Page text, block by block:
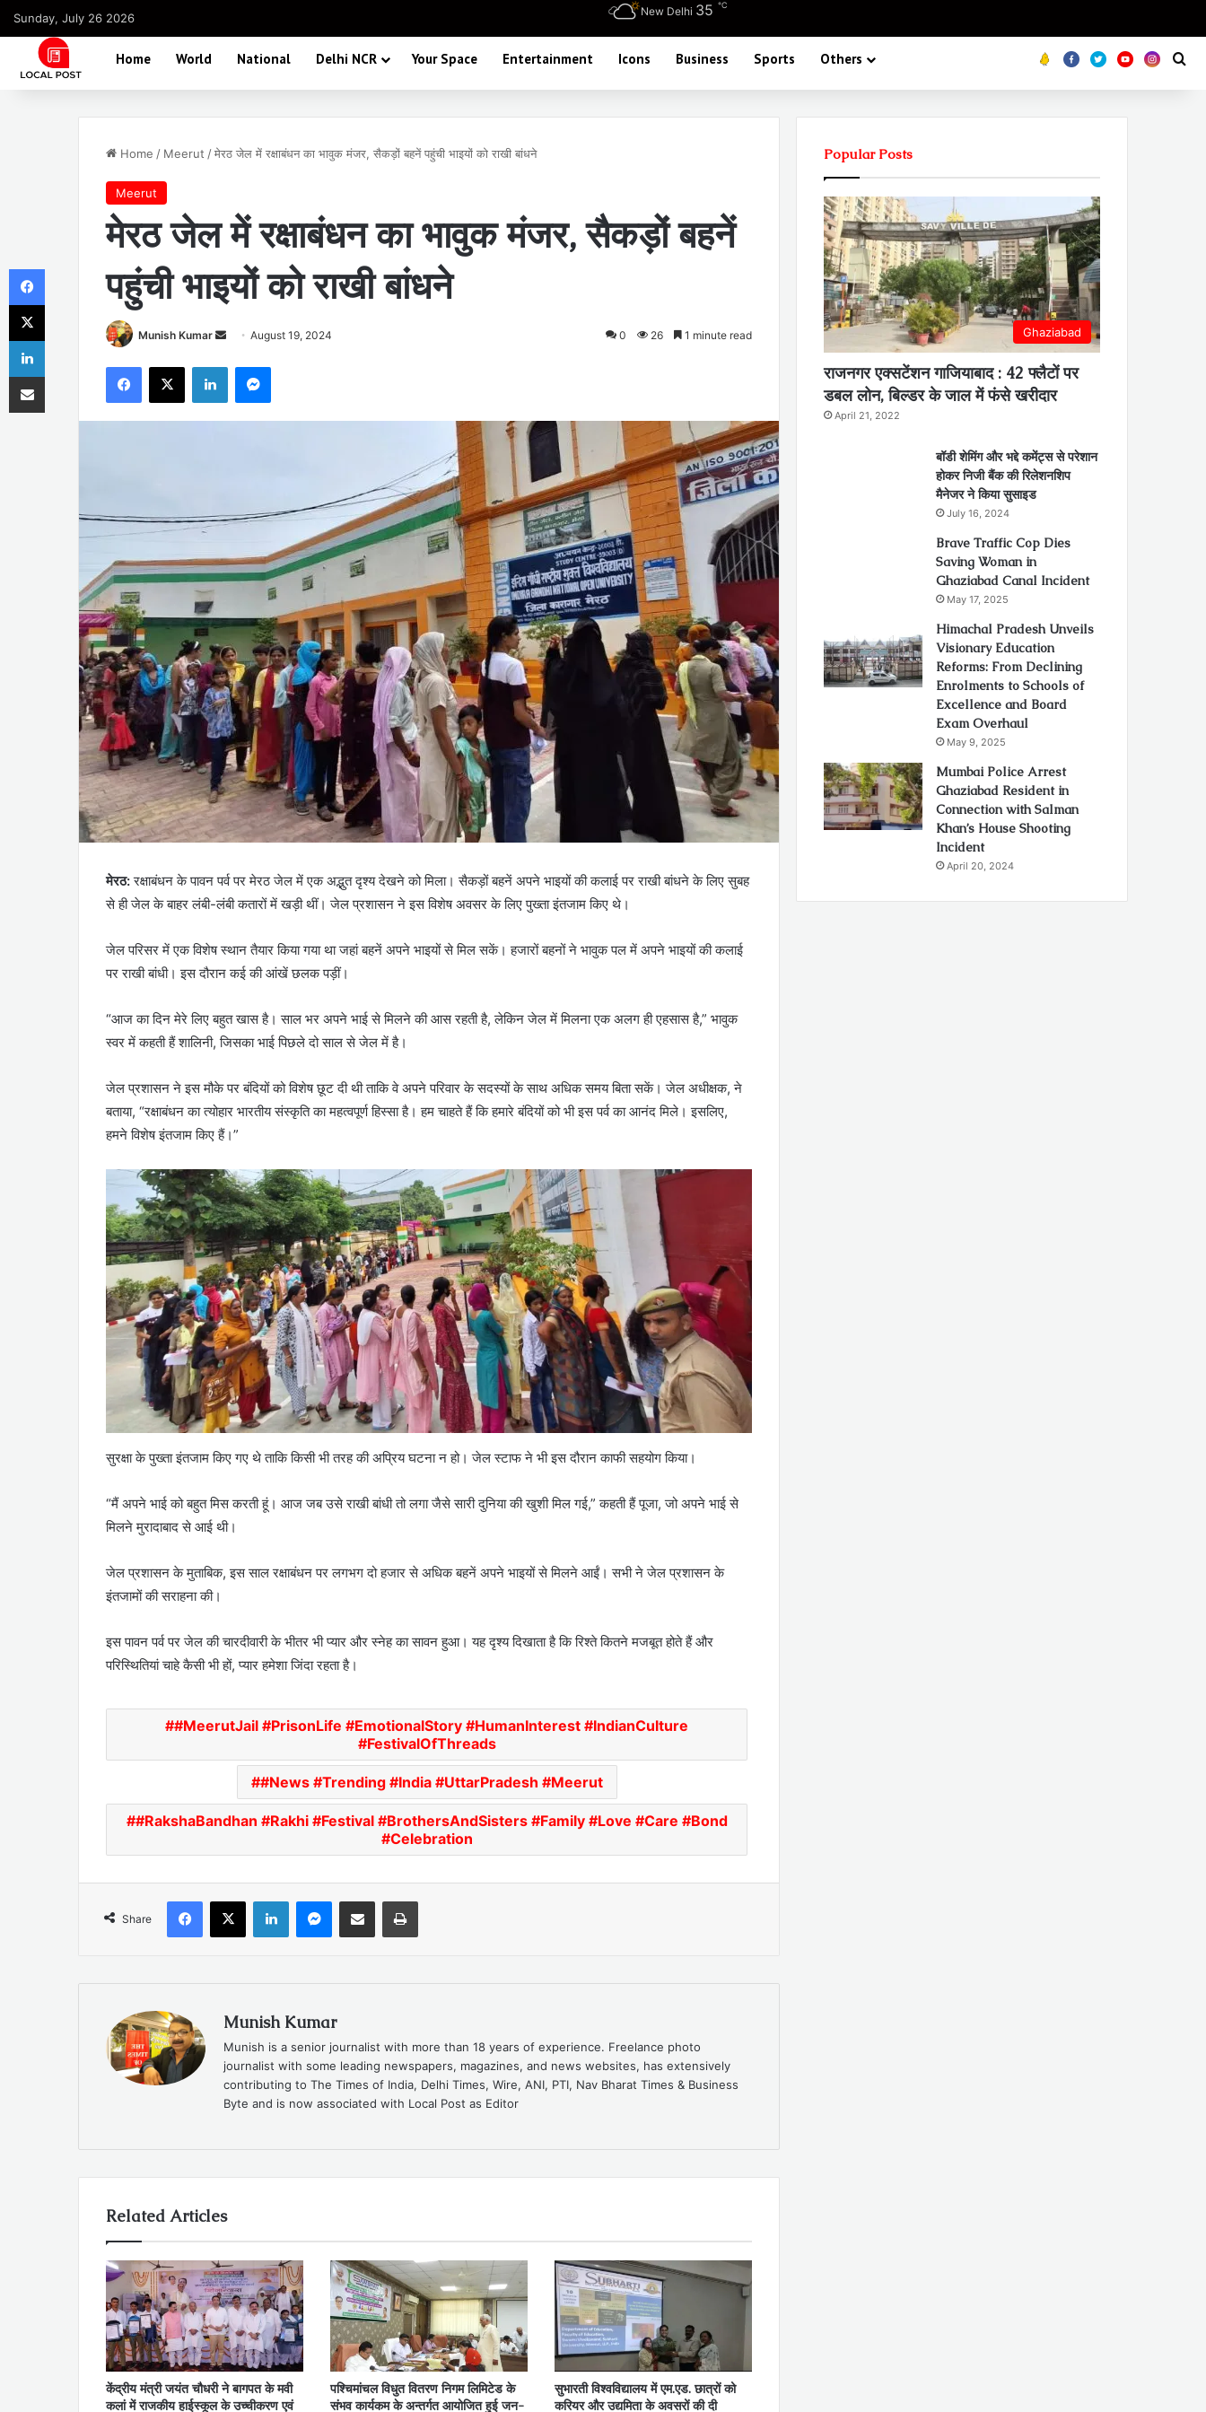
Sunday, July 26 2026 New Delhi 35 ℃
Home World National Delhi NCR Your Space Entertainment Icons Business Sports Others Koo FB TwitterYoutube
Home / Meerut /मेरठ जेल में रक्षाबंधन का भावुक मंजर, सैकड़ों बहनें पहुंची भाइयों को राखी बांधने
Meerut
मेरठ जेल में रक्षाबंधन का भावुक मंजर, सैकड़ों बहनें
पहुंची भाइयों को राखी बांधने
Munish Kumar
Send
email
August 19, 2024 0 26 1 minute read
Facebook
X LinkedInMessenger
मेरठ:रक्षाबंधन के पावन पर्व पर मेरठ जेल में एक अद्भुत दृश्य देखने को मिला। सैकड़ों बहनें अपने भाइयों की कलाई पर राखी बांधने के लिए सुबह
से ही जेल के बाहर लंबी-लंबी कतारों में खड़ी थीं। जेल प्रशासन ने इस विशेष अवसर के लिए पुख्ता इंतजाम किए थे।
जेल परिसर में एक विशेष स्थान तैयार किया गया था जहां बहनें अपने भाइयों से मिल सकें। हजारों बहनों ने भावुक पल में अपने भाइयों की कलाई
पर राखी बांधी। इस दौरान कई की आंखें छलक पड़ीं।
“आज का दिन मेरे लिए बहुत खास है। साल भर अपने भाई से मिलने की आस रहती है, लेकिन जेल में मिलना एक अलग ही एहसास है,” भावुक
स्वर में कहती हैं शालिनी, जिसका भाई पिछले दो साल से जेल में है।
जेल प्रशासन ने इस मौके पर बंदियों को विशेष छूट दी थी ताकि वे अपने परिवार के सदस्यों के साथ अधिक समय बिता सकें। जेल अधीक्षक, ने
बताया, “रक्षाबंधन का त्योहार भारतीय संस्कृति का महत्वपूर्ण हिस्सा है। हम चाहते हैं कि हमारे बंदियों को भी इस पर्व का आनंद मिले। इसलिए,
हमने विशेष इंतजाम किए हैं।”
सुरक्षा के पुख्ता इंतजाम किए गए थे ताकि किसी भी तरह की अप्रिय घटना न हो। जेल स्टाफ ने भी इस दौरान काफी सहयोग किया।
“मैं अपने भाई को बहुत मिस करती हूं। आज जब उसे राखी बांधी तो लगा जैसे सारी दुनिया की खुशी मिल गई,” कहती हैं पूजा, जो अपने भाई से
मिलने मुरादाबाद से आई थी।
जेल प्रशासन के मुताबिक, इस साल रक्षाबंधन पर लगभग दो हजार से अधिक बहनें अपने भाइयों से मिलने आईं। सभी ने जेल प्रशासन के
इंतजामों की सराहना की।
इस पावन पर्व पर जेल की चारदीवारी के भीतर भी प्यार और स्नेह का सावन हुआ। यह दृश्य दिखाता है कि रिश्ते कितने मजबूत होते हैं और
परिस्थितियां चाहे कैसी भी हों, प्यार हमेशा जिंदा रहता है।
#MeerutJail #PrisonLife #EmotionalStory #HumanInterest #IndianCulture
#FestivalOfThreads
#News #Trending #India #UttarPradesh #Meerut
#RakshaBandhan #Rakhi #Festival #BrothersAndSisters #Family #Love #Care #Bond
#Celebration
Share
Facebook
X LinkedInMessenger
Share via Email Print
Munish Kumar
Munish is a senior journalist with more than 18 years of experience. Freelance photo
journalist with some leading newspapers, magazines, and news websites, has extensively
contributing to The Times of India, Delhi Times, Wire, ANI, PTI, Nav Bharat Times & Business
Byte and is now associated with Local Post as Editor
Related Articles
केंद्रीय मंत्री जयंत चौधरी ने बागपत के मवी
कलां में राजकीय हाईस्कूल के उच्चीकरण एवं
पश्चिमांचल विधुत वितरण निगम लिमिटेड के
संभव कार्यकम के अन्तर्गत आयोजित हुई जन-
सुभारती विश्वविद्यालय में एम.एड. छात्रों को
करियर और उद्यमिता के अवसरों की दी
Popular Posts
Ghaziabad
राजनगर एक्सटेंशन गाजियाबाद : 42 फ्लैटों पर
डबल लोन, बिल्डर के जाल में फंसे खरीदार
April 21, 2022
बॉडी शेमिंग और भद्दे कमेंट्स से परेशान
होकर निजी बैंक की रिलेशनशिप
मैनेजर ने किया सुसाइड
July 16, 2024
Brave Traffic Cop Dies
Saving Woman in
Ghaziabad Canal Incident
May 17, 2025
Himachal Pradesh Unveils
Visionary Education
Reforms: From Declining
Enrolments to Schools of
Excellence and Board
Exam Overhaul
May 9, 2025
Mumbai Police Arrest
Ghaziabad Resident in
Connection with Salman
Khan’s House Shooting
Incident
April 20, 2024
Facebook
X
LinkedIn
Share via Email